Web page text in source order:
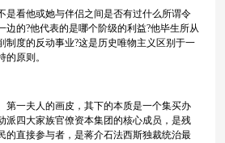
看他或她与伴侣之间是否有过什么所谓令
的?他代表的是哪个阶级的利益?他毕生所从
度的反动事业?这是历史唯物主义区别于一
原则。
一夫人的画皮，其下的本质是一个集买办
派四大家族官僚资本集团的核心成员，是残
的直接参与者，是蒋介石法西斯独裁统治最